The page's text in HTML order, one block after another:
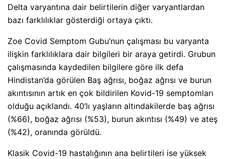
Delta varyantına dair belirtilerin diğer varyantlardan
bazı farklılıklar gösterdiği ortaya çıktı.
Zoe Covid Semptom Gubu’nun çalışması bu varyanta
ilişkin farklılıklara dair bilgileri bir araya getirdi. Grubun
çalışmasında kaydedilen bilgilere göre ilk defa
Hindistan’da görülen Baş ağrısı, boğaz ağrısı ve burun
akıntısının artık en çok bildirilen Kovid-19 semptomları
olduğu açıklandı. 40’lı yaşların altındakilerde baş ağrısı
(%66), boğaz ağrısı (%53), burun akıntısı (%49) ve ateş
(%42), oranında görüldü.
Klasik Covid-19 hastalığının ana belirtileri ise yüksek